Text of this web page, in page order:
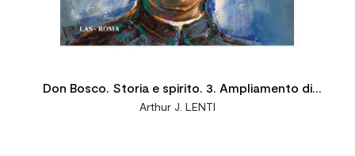
Don Bosco. Storia e spirito. 3. Ampliamento di
orizzonti (1876-1888)
Arthur J. LENTI